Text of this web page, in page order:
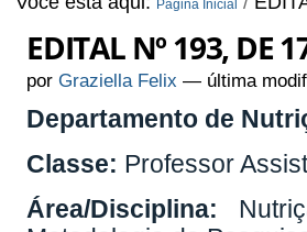
Página Inicial
EDITAL Nº 193, DE
porGraziella Felix — última
Departamento de
Classe: Professor
Área/Disciplina: